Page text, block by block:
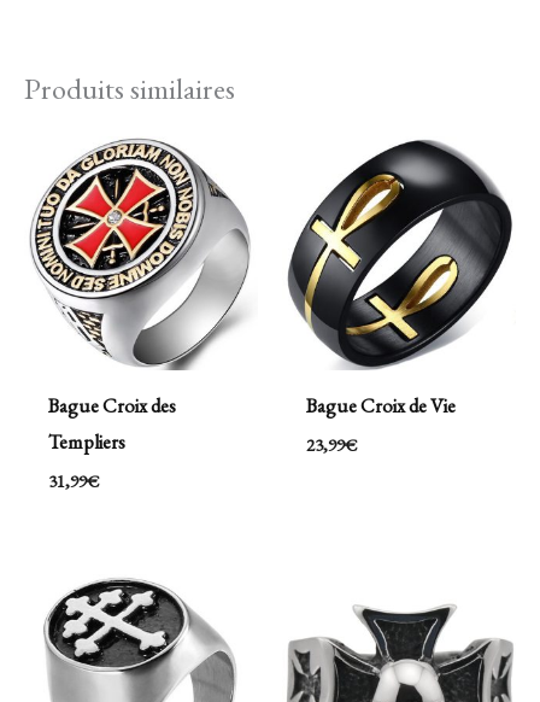
Produits similaires
Bague Croix des
Templiers
31,99€
Bague Croix de Vie
23,99€